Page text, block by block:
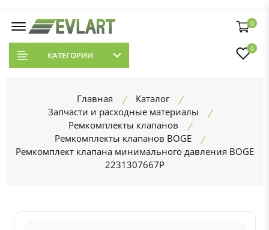
0
КАТЕГОРИИ
0
Главная
Каталог
Запчасти и расходные материалы
Ремкомплекты клапанов
Ремкомплекты клапанов BOGE
Ремкомплект клапана минимального давления BOGE
2231307667P